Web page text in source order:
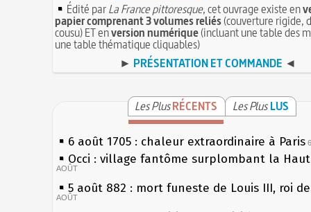
Édité parLa France pittoresque, cet ouvrage existe en
papier comprenant 3 volumes reliés(couverture rigide,
cousu) ET enversion numérique(incluant une table des
une table thématique cliquables)
► PRÉSENTATION ET COMMANDE ◄
Les PlusRÉCENTS Les Plus LUS
6 août 1705 : chaleur extraordinaire à Paris
Occi : village fantôme surplombant la
AOÛT
5 août 882 : mort funeste de Louis III, roi
AOÛT